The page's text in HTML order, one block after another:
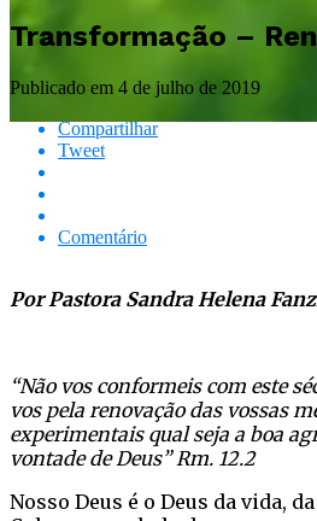
Transformação –
Publicado em 4 de julho de 2019
Compartilhar
Tweet
Comentário
Por Pastora Sandra Helena
“Não vos conformeis com este
vos pela renovação das vossas
experimentais qual seja a boa
vontade de Deus” Rm. 12.2
Nosso Deus é o Deus da vida,